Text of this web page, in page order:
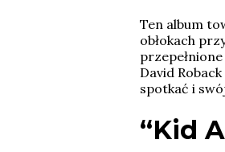
Ten album
obłokach
David
spotkać i
“Kid